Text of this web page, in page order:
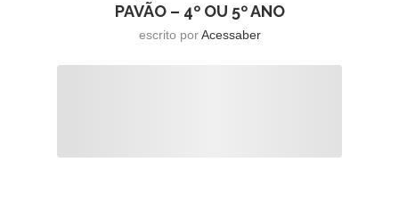
PAVÃO – 4º OU 5º ANO
escrito porAcessaber